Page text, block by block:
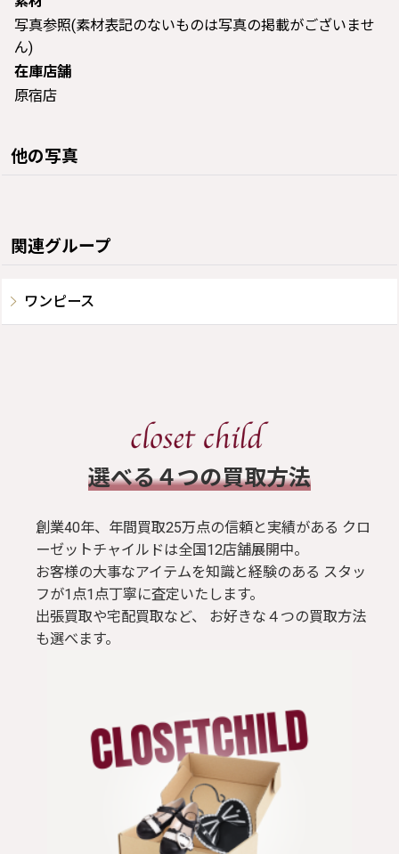
写真参照(素材表記のないものは写真の掲載がございませ
ん)
在庫店舗
原宿店
他の写真
関連グループ
ワンピース
​選べる４つの買取方法
創業40年、年間買取25万点の信頼と実績がある クロ
ーゼットチャイルドは全国12店舗展開中。
お客様の大事なアイテムを知識と経験のある スタッ
フが1点1点丁寧に査定いたします。
出張買取や宅配買取など、 お好きな４つの買取方法
も選べます。